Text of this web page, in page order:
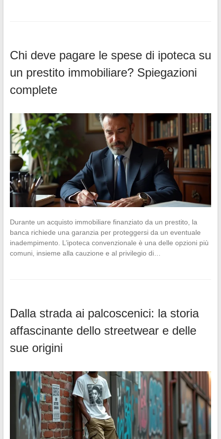
Chi deve pagare le spese di ipoteca su
un prestito immobiliare? Spiegazioni
complete
Durante un acquisto immobiliare finanziato da un prestito, la
banca richiede una garanzia per proteggersi da un eventuale
inadempimento. L’ipoteca convenzionale è una delle opzioni più
comuni, insieme alla cauzione e al privilegio di…
Dalla strada ai palcoscenici: la storia
affascinante dello streetwear e delle
sue origini